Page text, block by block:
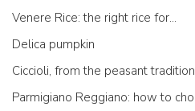
Venere Rice: the right rice for...
Delica pumpkin
Ciccioli, from the peasant tradition